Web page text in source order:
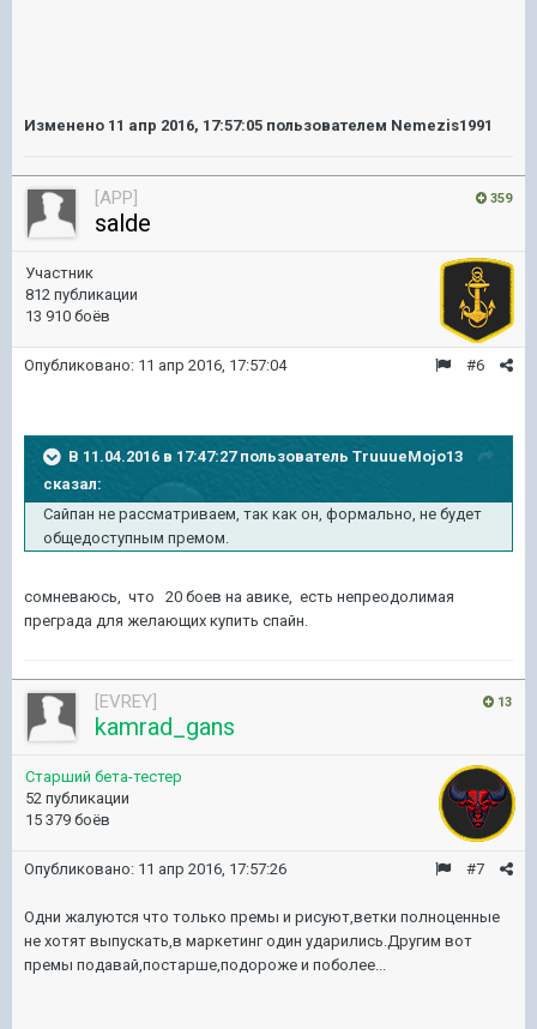
Изменено 11 апр 2016, 17:57:05 пользователем Nemezis1991
359
[APP]
salde
Участник
812 публикации
13 910 боёв
#6
Опубликовано: 11 апр 2016, 17:57:04
В 11.04.2016 в 17:47:27 пользователь TruuueMojo13
сказал:
Сайпан не рассматриваем, так как он, формально, не будет
общедоступным премом.
сомневаюсь, что 20 боев на авике, есть непреодолимая
преграда для желающих купить спайн.
13
[EVREY]
kamrad_gans
Старший бета-тестер
52 публикации
15 379 боёв
#7
Опубликовано: 11 апр 2016, 17:57:26
Одни жалуются что только премы и рисуют,ветки полноценные
не хотят выпускать,в маркетинг один ударились.Другим вот
премы подавай,постарше,подороже и поболее...